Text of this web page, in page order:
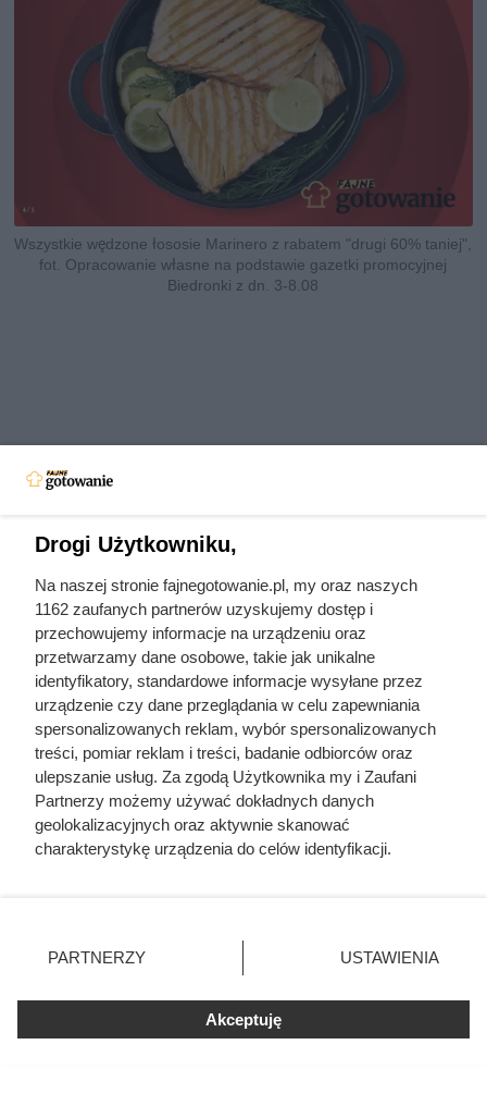
Wszystkie wędzone łososie Marinero z rabatem "drugi 60% taniej",
fot. Opracowanie własne na podstawie gazetki promocyjnej
Biedronki z dn. 3-8.08
Drogi Użytkowniku,
Na naszej stronie fajnegotowanie.pl, my oraz naszych
1162 zaufanych partnerów uzyskujemy dostęp i
przechowujemy informacje na urządzeniu oraz
przetwarzamy dane osobowe, takie jak unikalne
identyfikatory, standardowe informacje wysyłane przez
urządzenie czy dane przeglądania w celu zapewniania
spersonalizowanych reklam, wybór spersonalizowanych
treści, pomiar reklam i treści, badanie odbiorców oraz
ulepszanie usług. Za zgodą Użytkownika my i Zaufani
Partnerzy możemy używać dokładnych danych
geolokalizacyjnych oraz aktywnie skanować
charakterystykę urządzenia do celów identyfikacji.
zmienić/wycofać klikając przycisk ustawień prywatności
znajdujący się w lewym dolnym rogu strony
rodzaje przetwarzania danych nie wymagają zgody
użytkownika, ale masz prawo sprzeciwić się takiemu
przetwarzaniu. Preferencje będą miały zastosowania tylko
PARTNERZY USTAWIENIA
Akceptuję